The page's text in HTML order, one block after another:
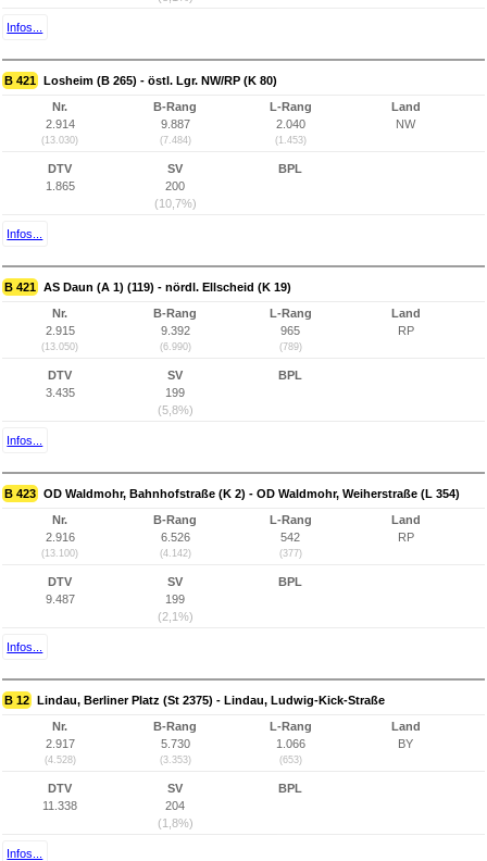
Infos...
B 421 Losheim (B 265) - östl. Lgr. NW/RP (K 80)
Nr.
2.914
(13.030)
B-Rang
9.887
(7.484)
L-Rang
2.040
(1.453)
Land
NW
DTV
1.865
SV
200
(10,7%)
BPL
Infos...
B 421 AS Daun (A 1) (119) - nördl. Ellscheid (K 19)
Nr.
2.915
(13.050)
B-Rang
9.392
(6.990)
L-Rang
965
(789)
Land
RP
DTV
3.435
SV
199
(5,8%)
BPL
Infos...
B 423 OD Waldmohr, Bahnhofstraße (K 2) - OD Waldmohr, Weiherstraße (L 354)
Nr.
2.916
(13.100)
B-Rang
6.526
(4.142)
L-Rang
542
(377)
Land
RP
DTV
9.487
SV
199
(2,1%)
BPL
Infos...
B 12 Lindau, Berliner Platz (St 2375) - Lindau, Ludwig-Kick-Straße
Nr.
2.917
(4.528)
B-Rang
5.730
(3.353)
L-Rang
1.066
(653)
Land
BY
DTV
11.338
SV
204
(1,8%)
BPL
Infos...